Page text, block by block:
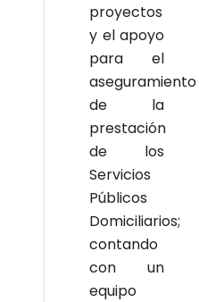
proyectos
y el apoyo
para el
aseguramiento
de la
prestación
de los
Servicios
Públicos
Domiciliarios;
contando
con un
equipo